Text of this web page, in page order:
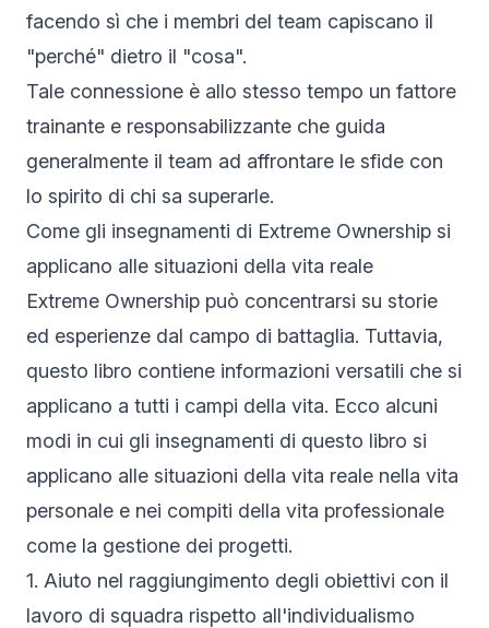
facendo sì che i membri del team capiscano il
"perché" dietro il "cosa".
Tale connessione è allo stesso tempo un fattore
trainante e responsabilizzante che guida
generalmente il team ad affrontare le sfide con
lo spirito di chi sa superarle.
Come gli insegnamenti di Extreme Ownership si
applicano alle situazioni della vita reale
Extreme Ownership può concentrarsi su storie
ed esperienze dal campo di battaglia. Tuttavia,
questo libro contiene informazioni versatili che si
applicano a tutti i campi della vita. Ecco alcuni
modi in cui gli insegnamenti di questo libro si
applicano alle situazioni della vita reale nella vita
personale e nei compiti della vita professionale
come la gestione dei progetti.
1. Aiuto nel raggiungimento degli obiettivi con il
lavoro di squadra rispetto all'individualismo